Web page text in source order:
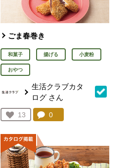
ごま春巻き
和菓子 揚げる 小麦粉
おやつ
生活クラブカタ
ログ さん
お気に入り登録：
13
人が登録
コメント：
0件。コメントを見る。